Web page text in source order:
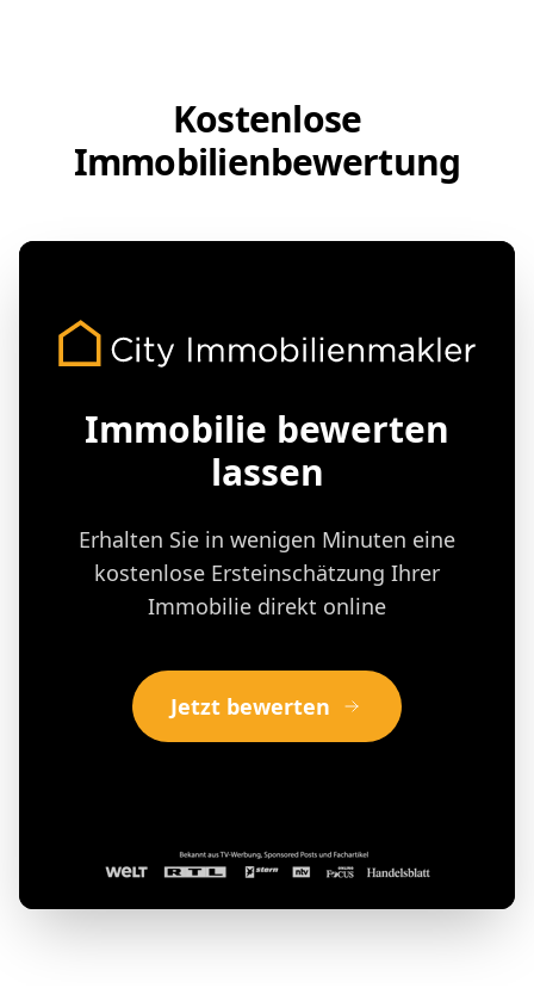
Kostenlose
Immobilienbewertung
Immobilie bewerten
lassen
Erhalten Sie in wenigen Minuten eine
kostenlose Ersteinschätzung Ihrer
Immobilie direkt online
Jetzt bewerten